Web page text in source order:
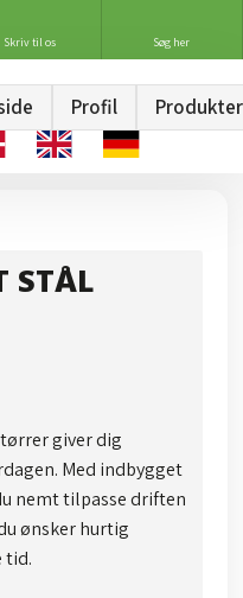
Skriv til os Søg her
Profil Produkter
STÅL
giver dig
Med indbygget
nemt tilpasse driften
ønsker hurtig
tid.